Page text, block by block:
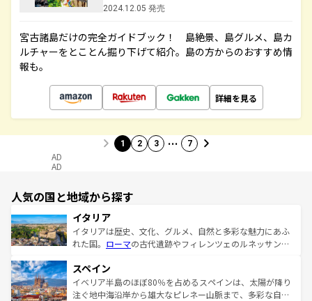
2024.12.05 発売
宮古諸島だけの完全ガイドブック！ 島絶景、島グルメ、島カ
ルチャーをとことん掘り下げて紹介。島の方からのおすすめ情
報も。
詳細を見る
1 2 3 … 7
AD
AD
人気の国と地域から探す
イタリア
イタリアは歴史、文化、グルメ、自然と多彩な魅力にあふ
れた国。 ローマの古代遺跡やフィレンツェのルネッサンス
ろん、トスカーナの美しい田園風景やアマルフィ海岸の絶
景など、自然景観も見逃せない。観光の合間には、本場の
ピザやパスタなど、絶品のイタリア料理を堪能することも
スペイン
イベリア半島のほぼ80％を占めるスペインは、太陽が降り
注ぐ地中海沿岸から雄大なピレネー山脈まで、多彩な自然